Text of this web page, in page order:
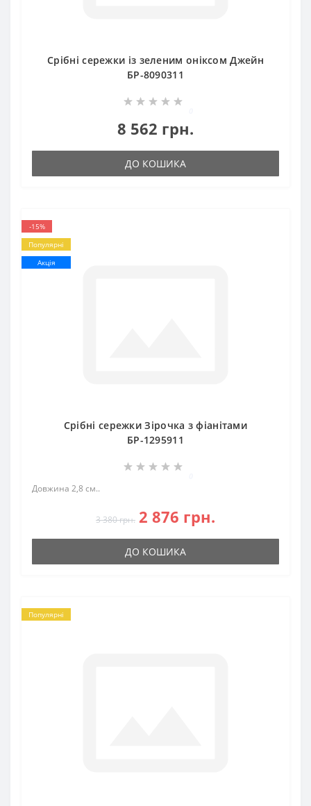
Срібні сережки із зеленим оніксом Джейн
БР-8090311
8 562 грн.
ДО КОШИКА
-15%
Популярні
Акція
Срібні сережки Зірочка з фіанітами
БР-1295911
Довжина 2,8 см..
3 380 грн. 2 876 грн.
ДО КОШИКА
Популярні